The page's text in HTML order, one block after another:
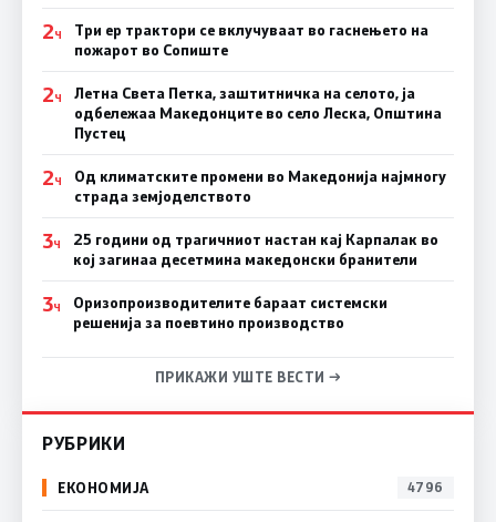
2Ч
Три ер трактори се вклучуваат во гаснењето на
пожарот во Сопиште
2Ч
Летна Света Петка, заштитничка на селото, ја
одбележаа Македонците во село Леска, Општина
Пустец
2Ч
Од климатските промени во Македонија најмногу
страда земјоделството
3Ч
25 години од трагичниот настан кај Карпалак во
кој загинаа десетмина македонски бранители
3Ч
Оризопроизводителите бараат системски
решенија за поевтино производство
ПРИКАЖИ УШТЕ ВЕСТИ →
РУБРИКИ
ЕКОНОМИЈА 4796